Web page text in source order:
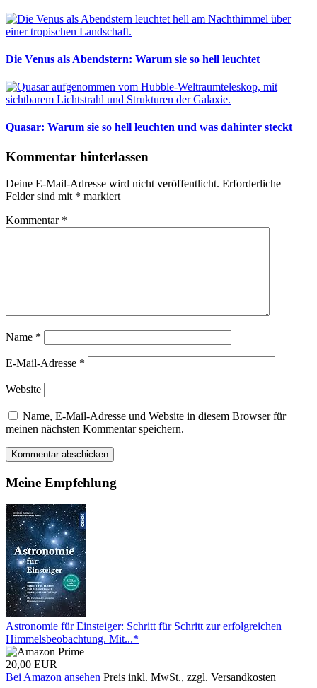
Die Venus als Abendstern: Warum sie so hell leuchtet
Quasar: Warum sie so hell leuchten und was dahinter steckt
Kommentar hinterlassen
Deine E-Mail-Adresse wird nicht veröffentlicht. Erforderliche
Felder sind mit * markiert
Kommentar *
Name *
E-Mail-Adresse *
Website
Name, E-Mail-Adresse und Website in diesem Browser für
meinen nächsten Kommentar speichern.
Meine Empfehlung
Astronomie für Einsteiger: Schritt für Schritt zur erfolgreichen
Himmelsbeobachtung. Mit...*
20,00 EUR
Bei Amazon ansehen Preis inkl. MwSt., zzgl. Versandkosten